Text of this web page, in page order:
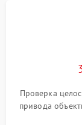
Проверка
привода
питания и